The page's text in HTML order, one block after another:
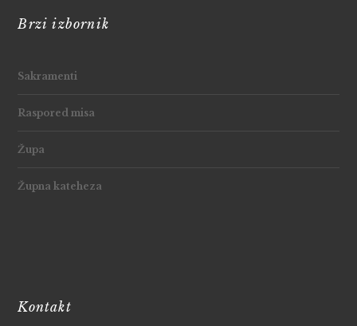
Brzi izbornik
Sakramenti
Raspored misa
Župa
Župna kateheza
Kontakt